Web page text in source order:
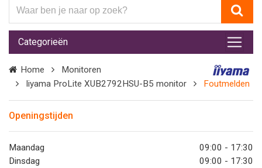
ben
je
naar
op
zoek?
Categorieën
Home
Monitoren
Iiyama ProLite XUB2792HSU-B5 monitor
Foutmelden
Openingstijden
Maandag
09:00 - 17:30
Dinsdag
09:00 - 17:30